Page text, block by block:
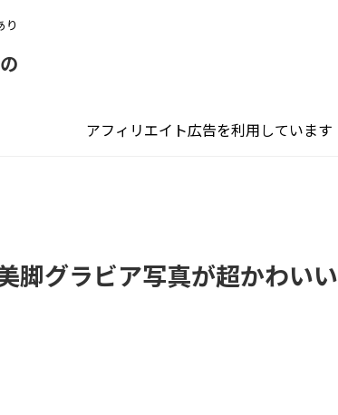
り
アフィリエイト広告を利用しています
脚グラビア写真が超かわいい